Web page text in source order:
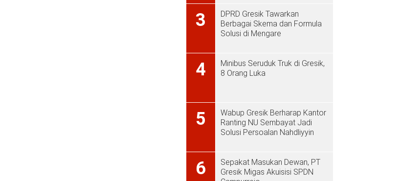
3
DPRD Gresik Tawarkan
Berbagai Skema dan Formula
Solusi di Mengare
4
Minibus Seruduk Truk di Gresik,
8 Orang Luka
5
Wabup Gresik Berharap Kantor
Ranting NU Sembayat Jadi
Solusi Persoalan Nahdliyyin
6
Sepakat Masukan Dewan, PT
Gresik Migas Akuisisi SPDN